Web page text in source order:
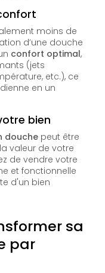
moins de
d’une douche
confort optimal,
(jets
etc.), ce
en un
bien
douche peut être
valeur de votre
de vendre votre
et fonctionnelle
d'un bien
sa
par